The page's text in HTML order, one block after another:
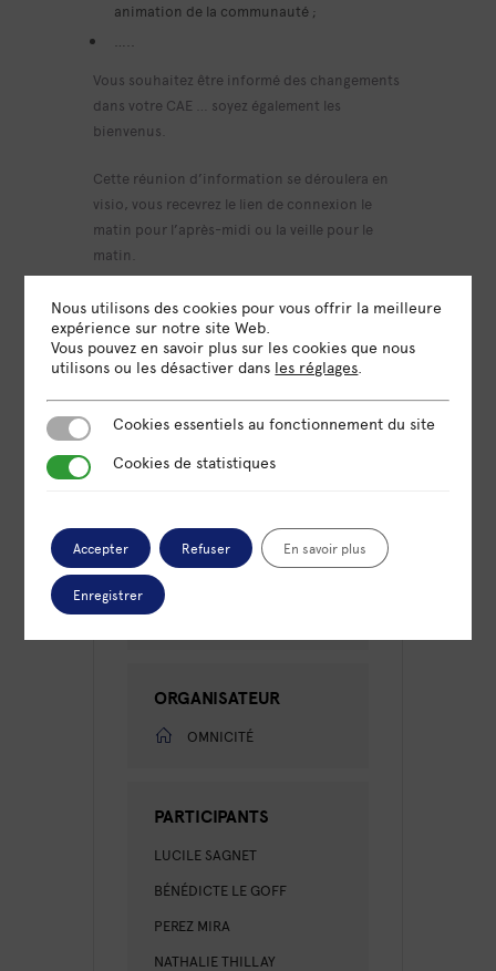
animation de la communauté ;
Vous souhaitez être informé des changements
dans votre CAE … soyez également les
bienvenus.
Cette réunion d’information se déroulera en
visio, vous recevrez le lien de connexion le
matin pour l’après-midi ou la veille pour le
matin.
21 Sep 2023
9h30 - 12h30
ORGANISATEUR
OMNICITÉ
PARTICIPANTS
LUCILE SAGNET
BÉNÉDICTE LE GOFF
PEREZ MIRA
NATHALIE THILLAY
Nous utilisons des cookies pour vous offrir la meilleure
expérience sur notre site Web.
Vous pouvez en savoir plus sur les cookies que nous
utilisons ou les désactiver dans les réglages
Cookies essentiels au fonctionnement du site
Cookies essentiels au fonctionnement du site
Cookies de statistiques
Cookies de statistiques
Accepter Refuser En savoir plus
Enregistrer